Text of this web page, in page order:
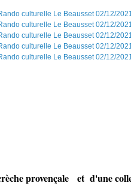
provençale et d'une